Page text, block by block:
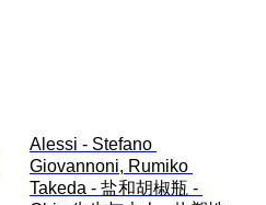
Alessi - Stefano
Giovannoni, Rumiko
Takeda - 盐和胡椒瓶 -